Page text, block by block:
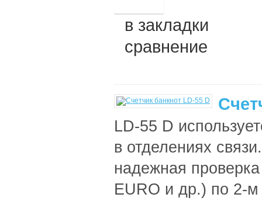
в закладки
сравнение
LD-55 D
в отделениях
надежная
EURO и др.) по 2-м